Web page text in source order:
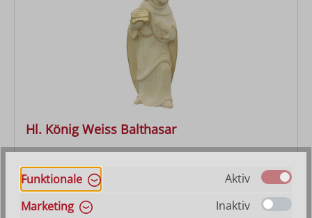
Hl. König Weiss Balthasar
Varianten ab28,80 €
Regulärer Preis:
49,50 €
Funktionale
Aktiv
Marketing
Inaktiv